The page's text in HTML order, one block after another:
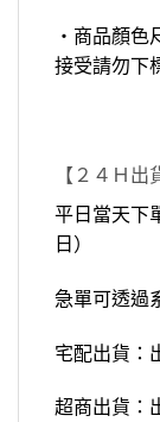
‧商品顏色
接受請勿下
【２４Ｈ出
平日當天下
日）
急單可透過
宅配出貨：
超商出貨：